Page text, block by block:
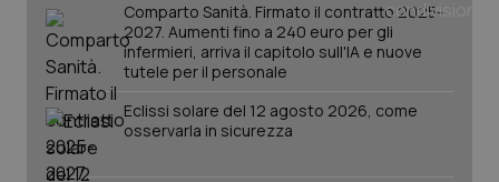
Comparto Sanità. Firmato il contratto 2025-
2027. Aumenti fino a 240 euro per gli
infermieri, arriva il capitolo sull'IA e nuove
tutele per il personale
Eclissi solare del 12 agosto 2026, come
osservarla in sicurezza